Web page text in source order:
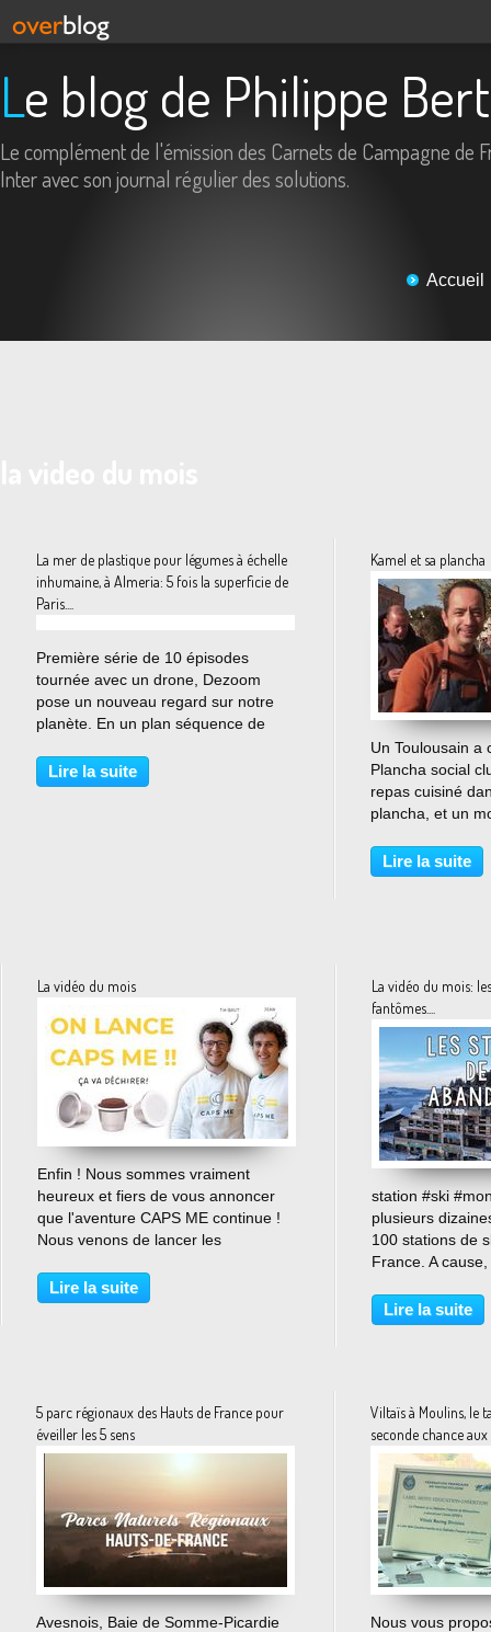
Le blog de Philippe
Le complément de l'émission des Carnets de Campagne de
Inter avec son journal régulier des solutions.
Accueil
La mer de plastique pour légumes à échelle
inhumaine, à Almeria: 5 fois la superficie de
Paris....
Première série de 10 épisodes
tournée avec un drone, Dezoom
pose un nouveau regard sur notre
planète. En un plan séquence de
p...Lire la suite
Kamel et sa plancha
Un Toulousain a
Plancha social
repas cuisiné
plancha, et un
Lire la suite
La vidéo du mois
…
Enfin ! Nous sommes vraiment
heureux et fiers de vous annoncer
que l'aventure CAPS ME continue !
Nous venons de lancer les
Lire la suite
La vidéo du mois:
fantômes....
station #ski
plusieurs
100 stations de
France. A
Lire la suite
5 parc régionaux des Hauts de France pour
éveiller les 5 sens
…
Avesnois, Baie de Somme-Picardie
Viltaïs à Moulins, le
seconde chance
Nous vous